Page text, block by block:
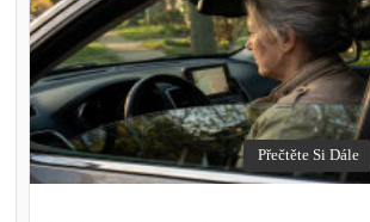
Přečtěte Si Dále